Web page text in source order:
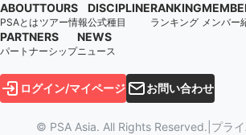
ABOUT
PSAとは
TOURS
ツアー情報
DISCIPLINE
公式種目
RANKING
ランキング メンバー
PARTNERS
パートナーシップ
NEWS
ニュース
ログイン/マイページ お問い合わせ
© PSA Asia. All Rights Reserved. プラ